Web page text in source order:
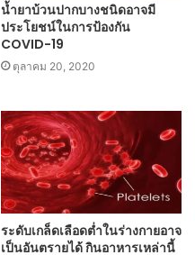
น้ำยาบ้วนปากบางชนิดอาจมี
ประโยชน์ในการป้องกัน
COVID-19
ตุลาคม 20, 2020
ระดับเกล็ดเลือดต่ำในร่างกายอาจ
เป็นอันตรายได้ กินอาหารเหล่านี้